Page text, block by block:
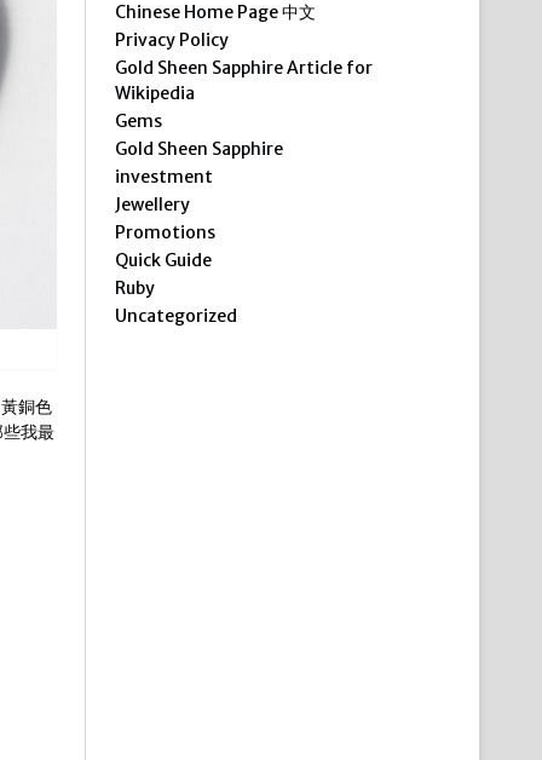
銅色
我最
Chinese Home Page 中文
Privacy Policy
Gold Sheen Sapphire Article for
Wikipedia
Gems
Gold Sheen Sapphire
investment
Jewellery
Promotions
Quick Guide
Ruby
Uncategorized